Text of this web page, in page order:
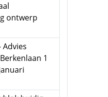
ontwerp
Advies
1